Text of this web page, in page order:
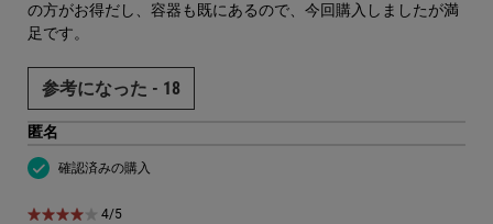
の方がお得だし、容器も既にあるので、今回購入しましたが満
足です。
参考になった - 18
匿名
確認済みの購入
5星中4。
4/5